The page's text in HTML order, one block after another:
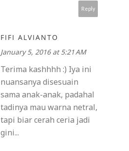
Reply
FIFI ALVIANTO
January 5, 2016 at 5:21 AM
Terima kashhhh :) Iya ini
nuansanya disesuain
sama anak-anak, padahal
tadinya mau warna netral,
tapi biar cerah ceria jadi
gini...